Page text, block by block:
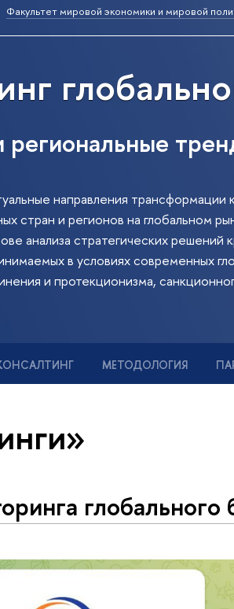
Факультет мировой экономики и мировой
направления
стран и регионов на глобальном
анализа стратегических
в условиях современных
и протекционизма,
МЕТОДОЛОГИЯ
глобального